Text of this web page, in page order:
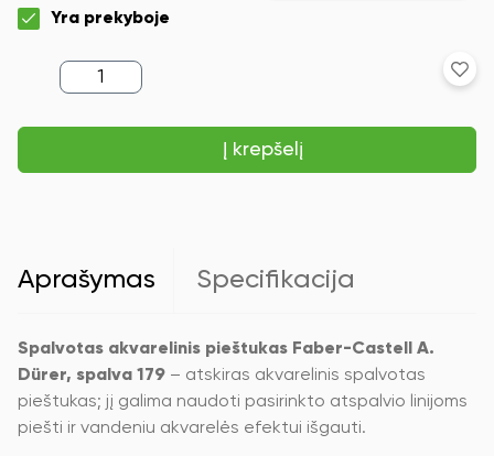
Yra prekyboje
produkto
kiekis:
akvarelinis
Faber-
Į krepšelį
Aprašymas Specifikacija
Spalvotas akvarelinis pieštukas Faber-Castell A.
Dürer, spalva 179 – atskiras akvarelinis spalvotas
pieštukas; jį galima naudoti pasirinkto atspalvio linijoms
piešti ir vandeniu akvarelės efektui išgauti.